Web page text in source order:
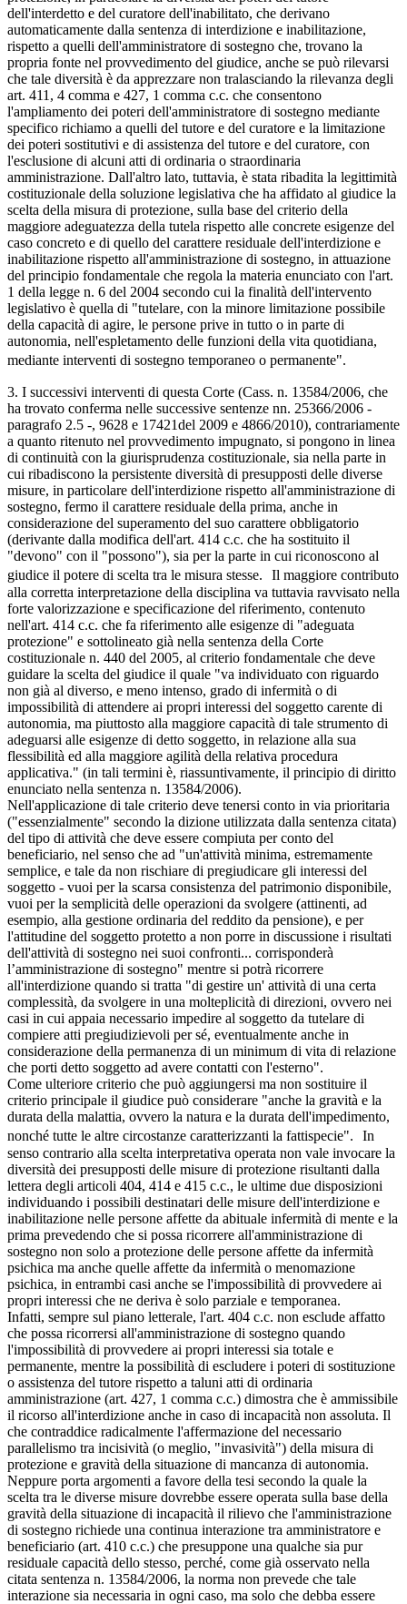
dell'interdetto e del curatore dell'inabilitato, che derivano
automaticamente dalla sentenza di interdizione e inabilitazione,
rispetto a quelli dell'amministratore di sostegno che, trovano la
propria fonte nel provvedimento del giudice, anche se può rilevarsi
che tale diversità è da apprezzare non tralasciando la rilevanza degli
art. 411, 4 comma e 427, 1 comma c.c. che consentono
l'ampliamento dei poteri dell'amministratore di sostegno mediante
specifico richiamo a quelli del tutore e del curatore e la limitazione
dei poteri sostitutivi e di assistenza del tutore e del curatore, con
l'esclusione di alcuni atti di ordinaria o straordinaria
amministrazione. Dall'altro lato, tuttavia, è stata ribadita la legittimità
costituzionale della soluzione legislativa che ha affidato al giudice la
scelta della misura di protezione, sulla base del criterio della
maggiore adeguatezza della tutela rispetto alle concrete esigenze del
caso concreto e di quello del carattere residuale dell'interdizione e
inabilitazione rispetto all'amministrazione di sostegno, in attuazione
del principio fondamentale che regola la materia enunciato con l'art.
1 della legge n. 6 del 2004 secondo cui la finalità dell'intervento
legislativo è quella di "tutelare, con la minore limitazione possibile
della capacità di agire, le persone prive in tutto o in parte di
autonomia, nell'espletamento delle funzioni della vita quotidiana,
mediante interventi di sostegno temporaneo o permanente".
3. I successivi interventi di questa Corte (Cass. n. 13584/2006, che
ha trovato conferma nelle successive sentenze nn. 25366/2006 -
paragrafo 2.5 -, 9628 e 17421del 2009 e 4866/2010), contrariamente
a quanto ritenuto nel provvedimento impugnato, si pongono in linea
di continuità con la giurisprudenza costituzionale, sia nella parte in
cui ribadiscono la persistente diversità di presupposti delle diverse
misure, in particolare dell'interdizione rispetto all'amministrazione di
sostegno, fermo il carattere residuale della prima, anche in
considerazione del superamento del suo carattere obbligatorio
(derivante dalla modifica dell'art. 414 c.c. che ha sostituito il
"devono" con il "possono"), sia per la parte in cui riconoscono al
giudice il potere di scelta tra le misura stesse. Il maggiore contributo
alla corretta interpretazione della disciplina va tuttavia ravvisato nella
forte valorizzazione e specificazione del riferimento, contenuto
nell'art. 414 c.c. che fa riferimento alle esigenze di "adeguata
protezione" e sottolineato già nella sentenza della Corte
costituzionale n. 440 del 2005, al criterio fondamentale che deve
guidare la scelta del giudice il quale "va individuato con riguardo
non già al diverso, e meno intenso, grado di infermità o di
impossibilità di attendere ai propri interessi del soggetto carente di
autonomia, ma piuttosto alla maggiore capacità di tale strumento di
adeguarsi alle esigenze di detto soggetto, in relazione alla sua
flessibilità ed alla maggiore agilità della relativa procedura
applicativa." (in tali termini è, riassuntivamente, il principio di diritto
enunciato nella sentenza n. 13584/2006).
Nell'applicazione di tale criterio deve tenersi conto in via prioritaria
("essenzialmente" secondo la dizione utilizzata dalla sentenza citata)
del tipo di attività che deve essere compiuta per conto del
beneficiario, nel senso che ad "un'attività minima, estremamente
semplice, e tale da non rischiare di pregiudicare gli interessi del
soggetto - vuoi per la scarsa consistenza del patrimonio disponibile,
vuoi per la semplicità delle operazioni da svolgere (attinenti, ad
esempio, alla gestione ordinaria del reddito da pensione), e per
l'attitudine del soggetto protetto a non porre in discussione i risultati
dell'attività di sostegno nei suoi confronti... corrisponderà
l’amministrazione di sostegno" mentre si potrà ricorrere
all'interdizione quando si tratta "di gestire un' attività di una certa
complessità, da svolgere in una molteplicità di direzioni, ovvero nei
casi in cui appaia necessario impedire al soggetto da tutelare di
compiere atti pregiudizievoli per sé, eventualmente anche in
considerazione della permanenza di un minimum di vita di relazione
che porti detto soggetto ad avere contatti con l'esterno".
Come ulteriore criterio che può aggiungersi ma non sostituire il
criterio principale il giudice può considerare "anche la gravità e la
durata della malattia, ovvero la natura e la durata dell'impedimento,
nonché tutte le altre circostanze caratterizzanti la fattispecie". In
senso contrario alla scelta interpretativa operata non vale invocare la
diversità dei presupposti delle misure di protezione risultanti dalla
lettera degli articoli 404, 414 e 415 c.c., le ultime due disposizioni
individuando i possibili destinatari delle misure dell'interdizione e
inabilitazione nelle persone affette da abituale infermità di mente e la
prima prevedendo che si possa ricorrere all'amministrazione di
sostegno non solo a protezione delle persone affette da infermità
psichica ma anche quelle affette da infermità o menomazione
psichica, in entrambi casi anche se l'impossibilità di provvedere ai
propri interessi che ne deriva è solo parziale e temporanea.
Infatti, sempre sul piano letterale, l'art. 404 c.c. non esclude affatto
che possa ricorrersi all'amministrazione di sostegno quando
l'impossibilità di provvedere ai propri interessi sia totale e
permanente, mentre la possibilità di escludere i poteri di sostituzione
o assistenza del tutore rispetto a taluni atti di ordinaria
amministrazione (art. 427, 1 comma c.c.) dimostra che è ammissibile
il ricorso all'interdizione anche in caso di incapacità non assoluta. Il
che contraddice radicalmente l'affermazione del necessario
parallelismo tra incisività (o meglio, "invasività") della misura di
protezione e gravità della situazione di mancanza di autonomia.
Neppure porta argomenti a favore della tesi secondo la quale la
scelta tra le diverse misure dovrebbe essere operata sulla base della
gravità della situazione di incapacità il rilievo che l'amministrazione
di sostegno richiede una continua interazione tra amministratore e
beneficiario (art. 410 c.c.) che presuppone una qualche sia pur
residuale capacità dello stesso, perché, come già osservato nella
citata sentenza n. 13584/2006, la norma non prevede che tale
interazione sia necessaria in ogni caso, ma solo che debba essere